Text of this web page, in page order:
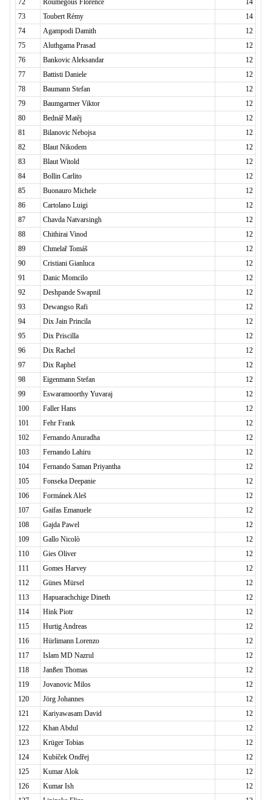
72 Roumegous Florence
14
73
Toubert Rémy
14
74
Agampodi Damith
12
75
Aluthgama Prasad
12
76
Bankovic Aleksandar
12
77
Battisti Daniele
12
78
Baumann Stefan
12
79
Baumgartner Viktor
12
80
Bednář Matěj
12
81
Bilanovic Nebojsa
12
82
Blaut Nikodem
12
83
Blaut Witold
12
84
Bollin Carlito
12
85
Buonauro Michele
12
86
Cartolano Luigi
12
87
Chavda Natvarsingh
12
88
Chithirai Vinod
12
89
Chmelař Tomáš
12
90
Cristiani Gianluca
12
91
Danic Momcilo
12
92
Deshpande Swapnil
12
93
Dewangso Rafi
12
94
Dix Jain Princila
12
95
Dix Priscilla
12
96
Dix Rachel
12
97
Dix Raphel
12
98
Eigenmann Stefan
12
99
Eswaramoorthy Yuvaraj
12
100
Faller Hans
12
101
Fehr Frank
12
102
Fernando Anuradha
12
103
Fernando Lahiru
12
104
Fernando Saman Priyantha
12
105
Fonseka Deepanie
12
106
Formánek Aleš
12
107
Gaifas Emanuele
12
108
Gajda Pawel
12
109
Gallo Nicolò
12
110
Gies Oliver
12
111
Gomes Harvey
12
112
Günes Mürsel
12
113
Hapuarachchige Dineth
12
114
Hink Piotr
12
115
Hurtig Andreas
12
116
Hürlimann Lorenzo
12
117
Islam MD Nazrul
12
118
Janßen Thomas
12
119
Jovanovic Milos
12
120
Jörg Johannes
12
121
Kariyawasam David
12
122
Khan Abdul
12
123
Krüger Tobias
12
124
Kubíček Ondřej
12
125
Kumar Alok
12
126
Kumar Ish
12